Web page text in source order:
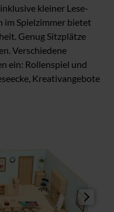
kleiner Lese-
im Spielzimmer bietet
Genug Sitzplätze
Verschiedene
ein: Rollenspiel und
Kreativangebote